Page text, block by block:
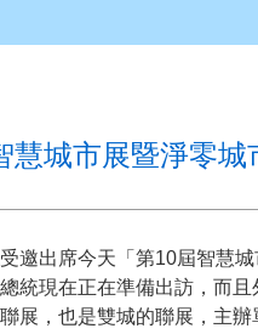
慧城市展暨淨零
邀出席今天「第10屆智慧
統現在正在準備出訪，而
展，也是雙城的聯展，主